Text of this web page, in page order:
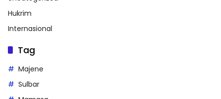
Hukrim
Internasional
Tag
Majene
Sulbar